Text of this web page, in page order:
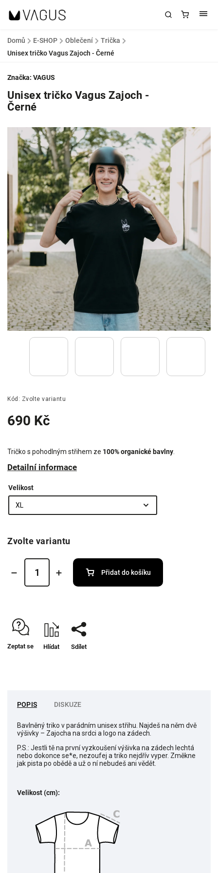
Domů / E-SHOP / Oblečení / Trička /
Unisex tričko Vagus Zajoch - Černé
Unisex tričko Vagus Zajoch -
Černé
Kód: Zvolte variantu
690 Kč
Tričko s pohodlným střihem ze 100% organické bavlny
Detailní informace
Značka: VAGUS
Velikost
Zvolte variantu
Přidat do košíku
Zeptat se Hlídat Sdílet
POPIS DISKUZE
Bavlněný triko v parádním unisex střihu. Najdeš na něm dvě
výšivky – Zajocha na srdci a logo na zádech.
P.S.: Jestli tě na první vyzkoušení výšivka na zádech lechtá
nebo dokonce se*e, nezoufej a triko nejdřív vyper. Změkne
jak pista po obědě a už o ní nebudeš ani vědět.
Velikost (cm):